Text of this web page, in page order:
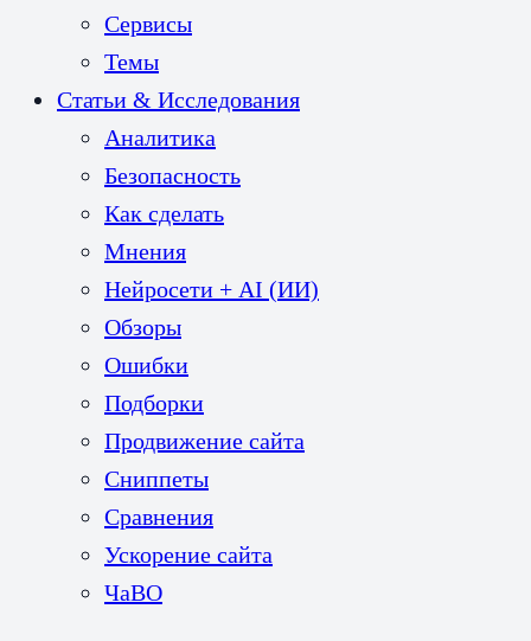
Сервисы
Темы
Статьи & Исследования
Аналитика
Безопасность
Как сделать
Мнения
Нейросети + AI (ИИ)
Обзоры
Ошибки
Подборки
Продвижение сайта
Сниппеты
Сравнения
Ускорение сайта
ЧаВО